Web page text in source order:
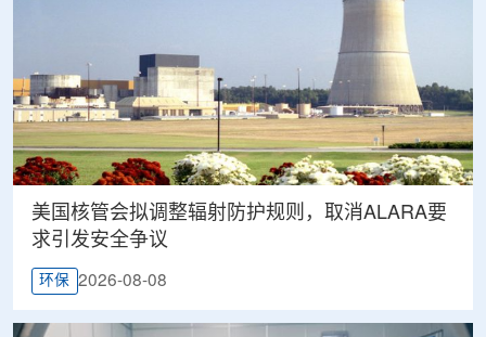
美国核管会拟调整辐射防护规则，取消ALARA要
求引发安全争议
环保 2026-08-08